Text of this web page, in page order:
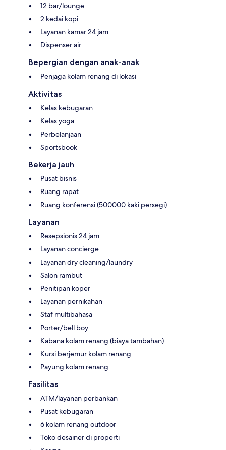
12 bar/lounge
2 kedai kopi
Layanan kamar 24 jam
Dispenser air
Bepergian dengan anak-anak
Penjaga kolam renang di lokasi
Aktivitas
Kelas kebugaran
Kelas yoga
Perbelanjaan
Sportsbook
Bekerja jauh
Pusat bisnis
Ruang rapat
Ruang konferensi (500000 kaki persegi)
Layanan
Resepsionis 24 jam
Layanan concierge
Layanan dry cleaning/laundry
Salon rambut
Penitipan koper
Layanan pernikahan
Staf multibahasa
Porter/bell boy
Kabana kolam renang (biaya tambahan)
Kursi berjemur kolam renang
Payung kolam renang
Fasilitas
ATM/layanan perbankan
Pusat kebugaran
6 kolam renang outdoor
Toko desainer di properti